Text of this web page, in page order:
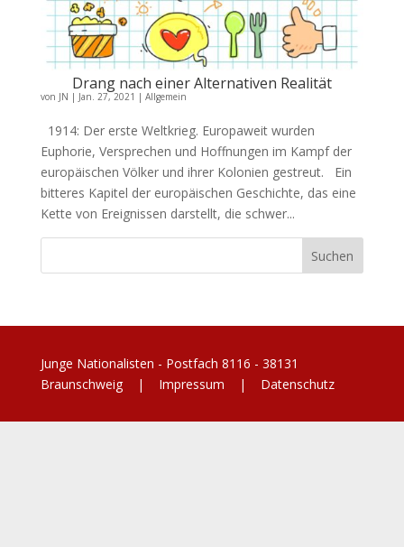
Drang nach einer Alternativen Realität
von JN | Jan. 27, 2021 | Allgemein
1914: Der erste Weltkrieg. Europaweit wurden
Euphorie, Versprechen und Hoffnungen im Kampf der
europäischen Völker und ihrer Kolonien gestreut. Ein
bitteres Kapitel der europäischen Geschichte, das eine
Kette von Ereignissen darstellt, die schwer...
Junge Nationalisten - Postfach 8116 - 38131
Braunschweig | Impressum | Datenschutz